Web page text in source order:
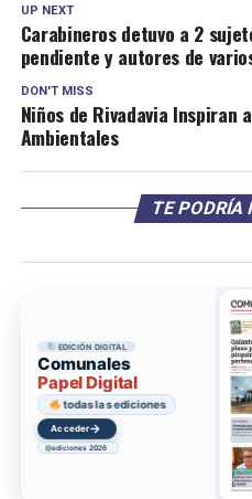
UP NEXT
Carabineros detuvo a 2
pendiente y autores de
DON'T MISS
Niños de Rivadavia Inspiran
Ambientales
TE PODRÍA
EDICIÓN DIGITAL
Comunales
Papel Digital
todas las ediciones
Acceder→
ediciones 2026